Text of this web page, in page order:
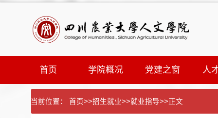
首页 学院概况 党建之窗 人
当前位置：首页>>招生就业>>就业指导>>正文